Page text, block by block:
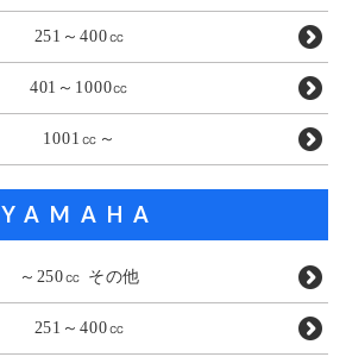
251～400㏄
401～1000㏄
1001㏄～
YAMAHA
～250㏄ その他
251～400㏄